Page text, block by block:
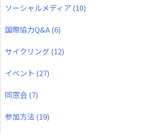
ソーシャルメディア (10)
国際協力Q&A(6)
サイクリング(12)
イベント (27)
同窓会(7)
参加方法(19)